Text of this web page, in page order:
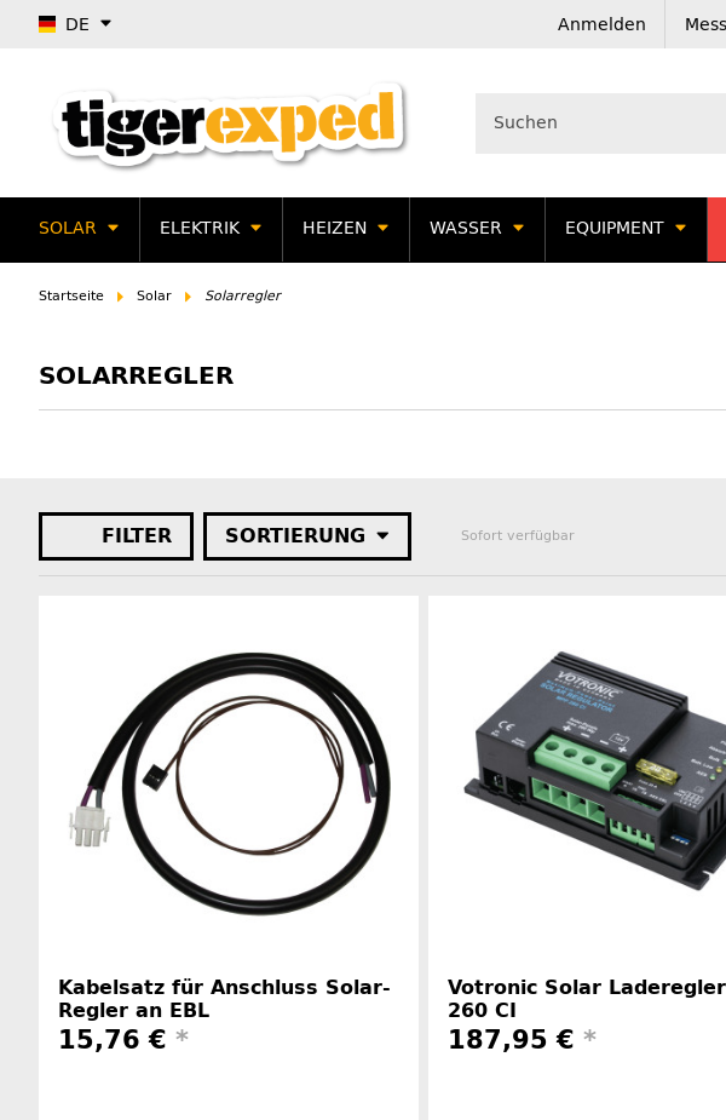
DE Anmelden
SOLAR ELEKTRIK HEIZEN WASSER EQUIPMENT
Startseite Solar Solarregler
SOLARREGLER
FILTER SORTIERUNG Sofort verfügbar
Kabelsatz für Anschluss Solar-
Regler an EBL
15,76 € *
Votronic Solar
260 CI
187,95 € *